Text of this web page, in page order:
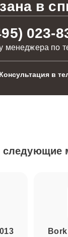
в
023-
менеджера по
Консультация в
следующие